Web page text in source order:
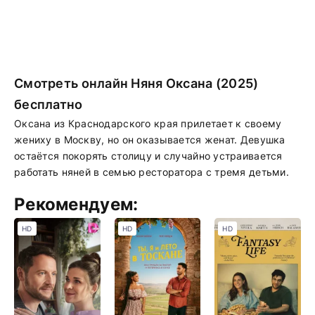
Смотреть онлайн Няня Оксана (2025)
бесплатно
Оксана из Краснодарского края прилетает к своему
жениху в Москву, но он оказывается женат. Девушка
остаётся покорять столицу и случайно устраивается
работать няней в семью ресторатора с тремя детьми.
Рекомендуем:
HD HD HD